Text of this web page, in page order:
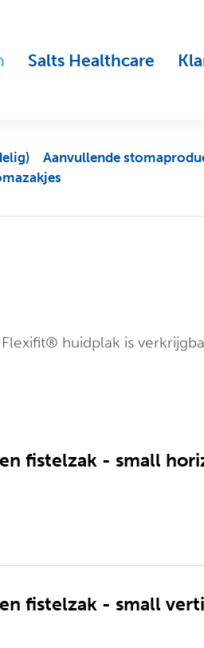
Salts Healthcare
Aanvullende
huidplak is
fistelzak - small
fistelzak - small